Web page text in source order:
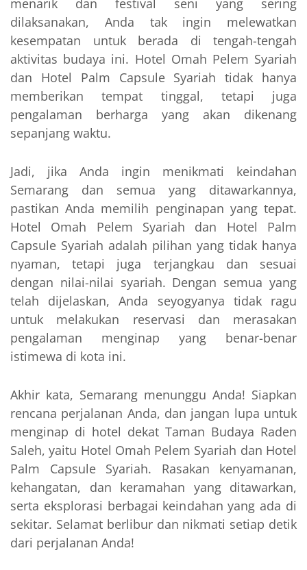
dilaksanakan, Anda tak ingin melewatkan
kesempatan untuk berada di tengah-tengah
aktivitas budaya ini. Hotel Omah Pelem Syariah
dan Hotel Palm Capsule Syariah tidak hanya
memberikan tempat tinggal, tetapi juga
pengalaman berharga yang akan dikenang
sepanjang waktu.
Jadi, jika Anda ingin menikmati keindahan
Semarang dan semua yang ditawarkannya,
pastikan Anda memilih penginapan yang tepat.
Hotel Omah Pelem Syariah dan Hotel Palm
Capsule Syariah adalah pilihan yang tidak hanya
nyaman, tetapi juga terjangkau dan sesuai
dengan nilai-nilai syariah. Dengan semua yang
telah dijelaskan, Anda seyogyanya tidak ragu
untuk melakukan reservasi dan merasakan
pengalaman menginap yang benar-benar
istimewa di kota ini.
Akhir kata, Semarang menunggu Anda! Siapkan
rencana perjalanan Anda, dan jangan lupa untuk
menginap di hotel dekat Taman Budaya Raden
Saleh, yaitu Hotel Omah Pelem Syariah dan Hotel
Palm Capsule Syariah. Rasakan kenyamanan,
kehangatan, dan keramahan yang ditawarkan,
serta eksplorasi berbagai keindahan yang ada di
sekitar. Selamat berlibur dan nikmati setiap detik
dari perjalanan Anda!